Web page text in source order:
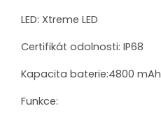
LED: Xtreme LED
Certifikát odolnosti: IP68
Kapacita baterie:4800 mAh
Funkce: